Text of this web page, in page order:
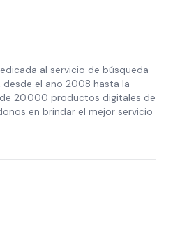
al servicio de búsqueda
el año 2008 hasta la
20.000 productos digitales de
en brindar el mejor servicio